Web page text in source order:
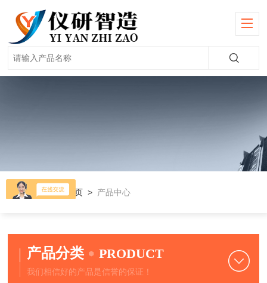
当前位置： 首页 > 产品中心
产品分类 PRODUCT
我们相信好的产品是信誉的保证！